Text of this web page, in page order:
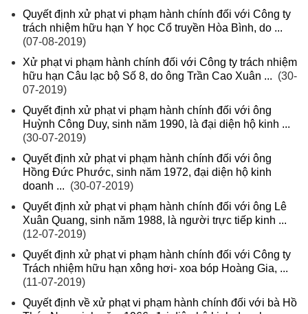
Quyết định xử phạt vi phạm hành chính đối với Công ty
trách nhiệm hữu hạn Y học Cổ truyền Hòa Bình, do ...
(07-08-2019)
Xử phạt vi phạm hành chính đối với Công ty trách nhiệm
hữu hạn Câu lạc bộ Số 8, do ông Trần Cao Xuân ... (30-
07-2019)
Quyết định xử phạt vi phạm hành chính đối với ông
Huỳnh Công Duy, sinh năm 1990, là đại diện hộ kinh ...
(30-07-2019)
Quyết định xử phạt vi phạm hành chính đối với ông
Hồng Đức Phước, sinh năm 1972, đại diện hộ kinh
doanh ... (30-07-2019)
Quyết định xử phạt vi phạm hành chính đối với ông Lê
Xuân Quang, sinh năm 1988, là người trực tiếp kinh ...
(12-07-2019)
Quyết định xử phạt vi phạm hành chính đối với Công ty
Trách nhiệm hữu hạn xông hơi- xoa bóp Hoàng Gia, ...
(11-07-2019)
Quyết định về xử phạt vi phạm hành chính đối với bà Hồ